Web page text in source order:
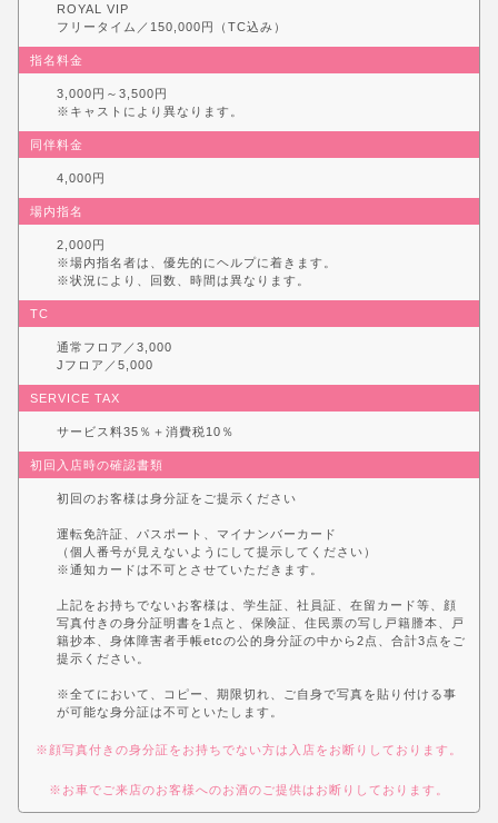
ROYAL VIP
フリータイム／150,000円（TC込み）
指名料金
3,000円～3,500円
※キャストにより異なります。
同伴料金
4,000円
場内指名
2,000円
※場内指名者は、優先的にヘルプに着きます。
※状況により、回数、時間は異なります。
TC
通常フロア／3,000
Jフロア／5,000
SERVICE TAX
サービス料35％＋消費税10％
初回入店時の確認書類
初回のお客様は身分証をご提示ください
運転免許証、パスポート、マイナンバーカード
（個人番号が見えないようにして提示してください）
※通知カードは不可とさせていただきます。
上記をお持ちでないお客様は、学生証、社員証、在留カード等、顔
写真付きの身分証明書を1点と、保険証、住民票の写し戸籍謄本、戸
籍抄本、身体障害者手帳etcの公的身分証の中から2点、合計3点をご
提示ください。
※全てにおいて、コピー、期限切れ、ご自身で写真を貼り付ける事
が可能な身分証は不可といたします。
※顔写真付きの身分証をお持ちでない方は入店をお断りしております。
※お車でご来店のお客様へのお酒のご提供はお断りしております。